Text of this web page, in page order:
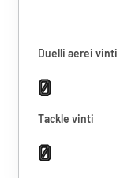
Duelli aerei vinti
0
Tackle vinti
0